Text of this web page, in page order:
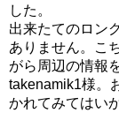
した。
出来たてのロン
ありません。こ
がら周辺の情報
takenamik1様。
かれてみてはい